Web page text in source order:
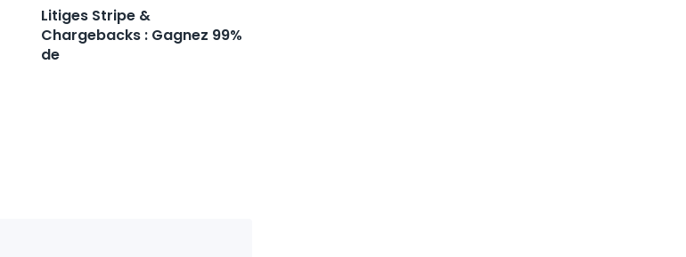
Litiges Stripe &
Chargebacks : Gagnez 99%
de